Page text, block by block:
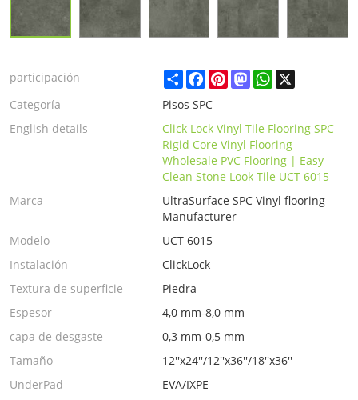
participación ShareFacebook
PinterestMastodonWhatsApp
X
Categoría
Pisos SPC
English details
Click Lock Vinyl Tile Flooring SPC
Rigid Core Vinyl Flooring
Wholesale PVC Flooring | Easy
Clean Stone Look Tile UCT 6015
Marca
UltraSurface SPC Vinyl flooring
Manufacturer
Modelo
UCT 6015
Instalación
ClickLock
Textura de superficie
Piedra
Espesor
4,0 mm-8,0 mm
capa de desgaste
0,3 mm-0,5 mm
Tamaño
12''x24''/12''x36''/18''x36''
UnderPad
EVA/IXPE